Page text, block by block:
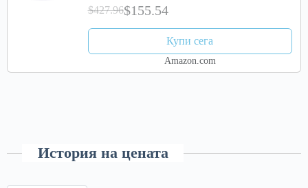
$427.96$155.54
Купи сега
Amazon.com
История на цената